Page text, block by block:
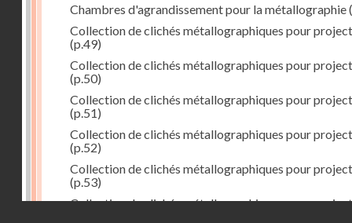
Chambres d'agrandissement pour la métallographie
Collection de clichés métallographiques pour
(p.49)
Collection de clichés métallographiques pour
(p.50)
Collection de clichés métallographiques pour
(p.51)
Collection de clichés métallographiques pour
(p.52)
Collection de clichés métallographiques pour
(p.53)
Collection de clichés métallographiques pour